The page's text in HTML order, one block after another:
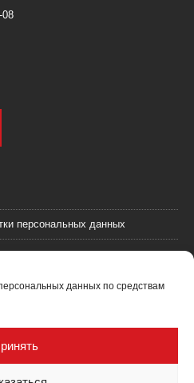
данных по средствам
персональных данных
данных
(оферта)